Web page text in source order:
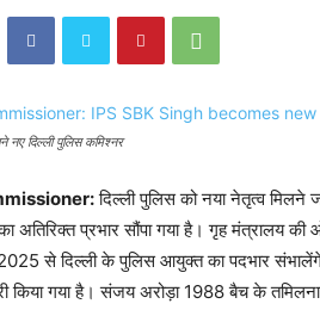
नए दिल्ली पुलिस कमिश्नर
दिल्ली पुलिस को नया नेतृत्व
अतिरिक्त प्रभार सौंपा गया है। गृह मंत्रालय
से दिल्ली के पुलिस आयुक्त का पदभार
किया गया है। संजय अरोड़ा 1988 बैच के